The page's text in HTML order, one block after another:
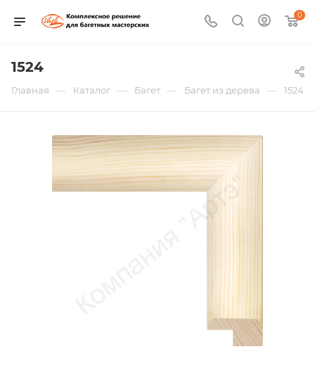
0
1524
Главная — Каталог — Багет — Багет из дерева — 1524